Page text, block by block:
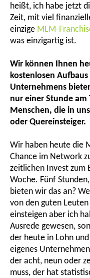
heißt, ich habe jetzt
Zeit, mit viel
einzige MLM-
was einzigartig ist.
Wir können Ihnen
kostenlosen
Unternehmens
nur einer Stunde am
Menschen, die in
oder Quereinsteiger.
Wir haben heute die
Chance im Network
zeitlichen Invest zum
Woche. Fünf
bieten wir das an?
von den guten
einsteigen aber ich
Ausrede gewesen,
der heute in Lohn
eigenes
der acht, neun oder
muss, der hat